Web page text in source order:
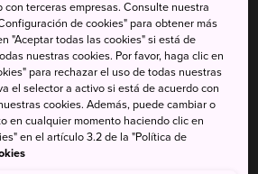
ambiente de esta pequeña
recorres en bici sus numerosas
encontrarás en el centro
Karuizawa Prince Shopping
con terceras empresas. Consulte nuestra
de cookies" para obtener más
"Aceptar todas las cookies" si está de
nuestras cookies. Por favor, haga clic en
para rechazar el uso de todas nuestras
el selector a activo si está de acuerdo con
cookies. Además, puede cambiar o
en cualquier momento haciendo clic en
en el artículo 3.2 de la "Política de